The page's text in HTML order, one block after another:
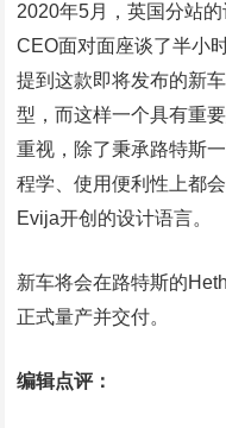
2020年5月，英国分站
CEO面对面座谈了半小
提到这款即将发布的新
型，而这样一个具有重
重视，除了秉承路特斯
程学、使用便利性上都
Evija开创的设计语言。
新车将会在路特斯的
正式量产并交付。
编辑点评：